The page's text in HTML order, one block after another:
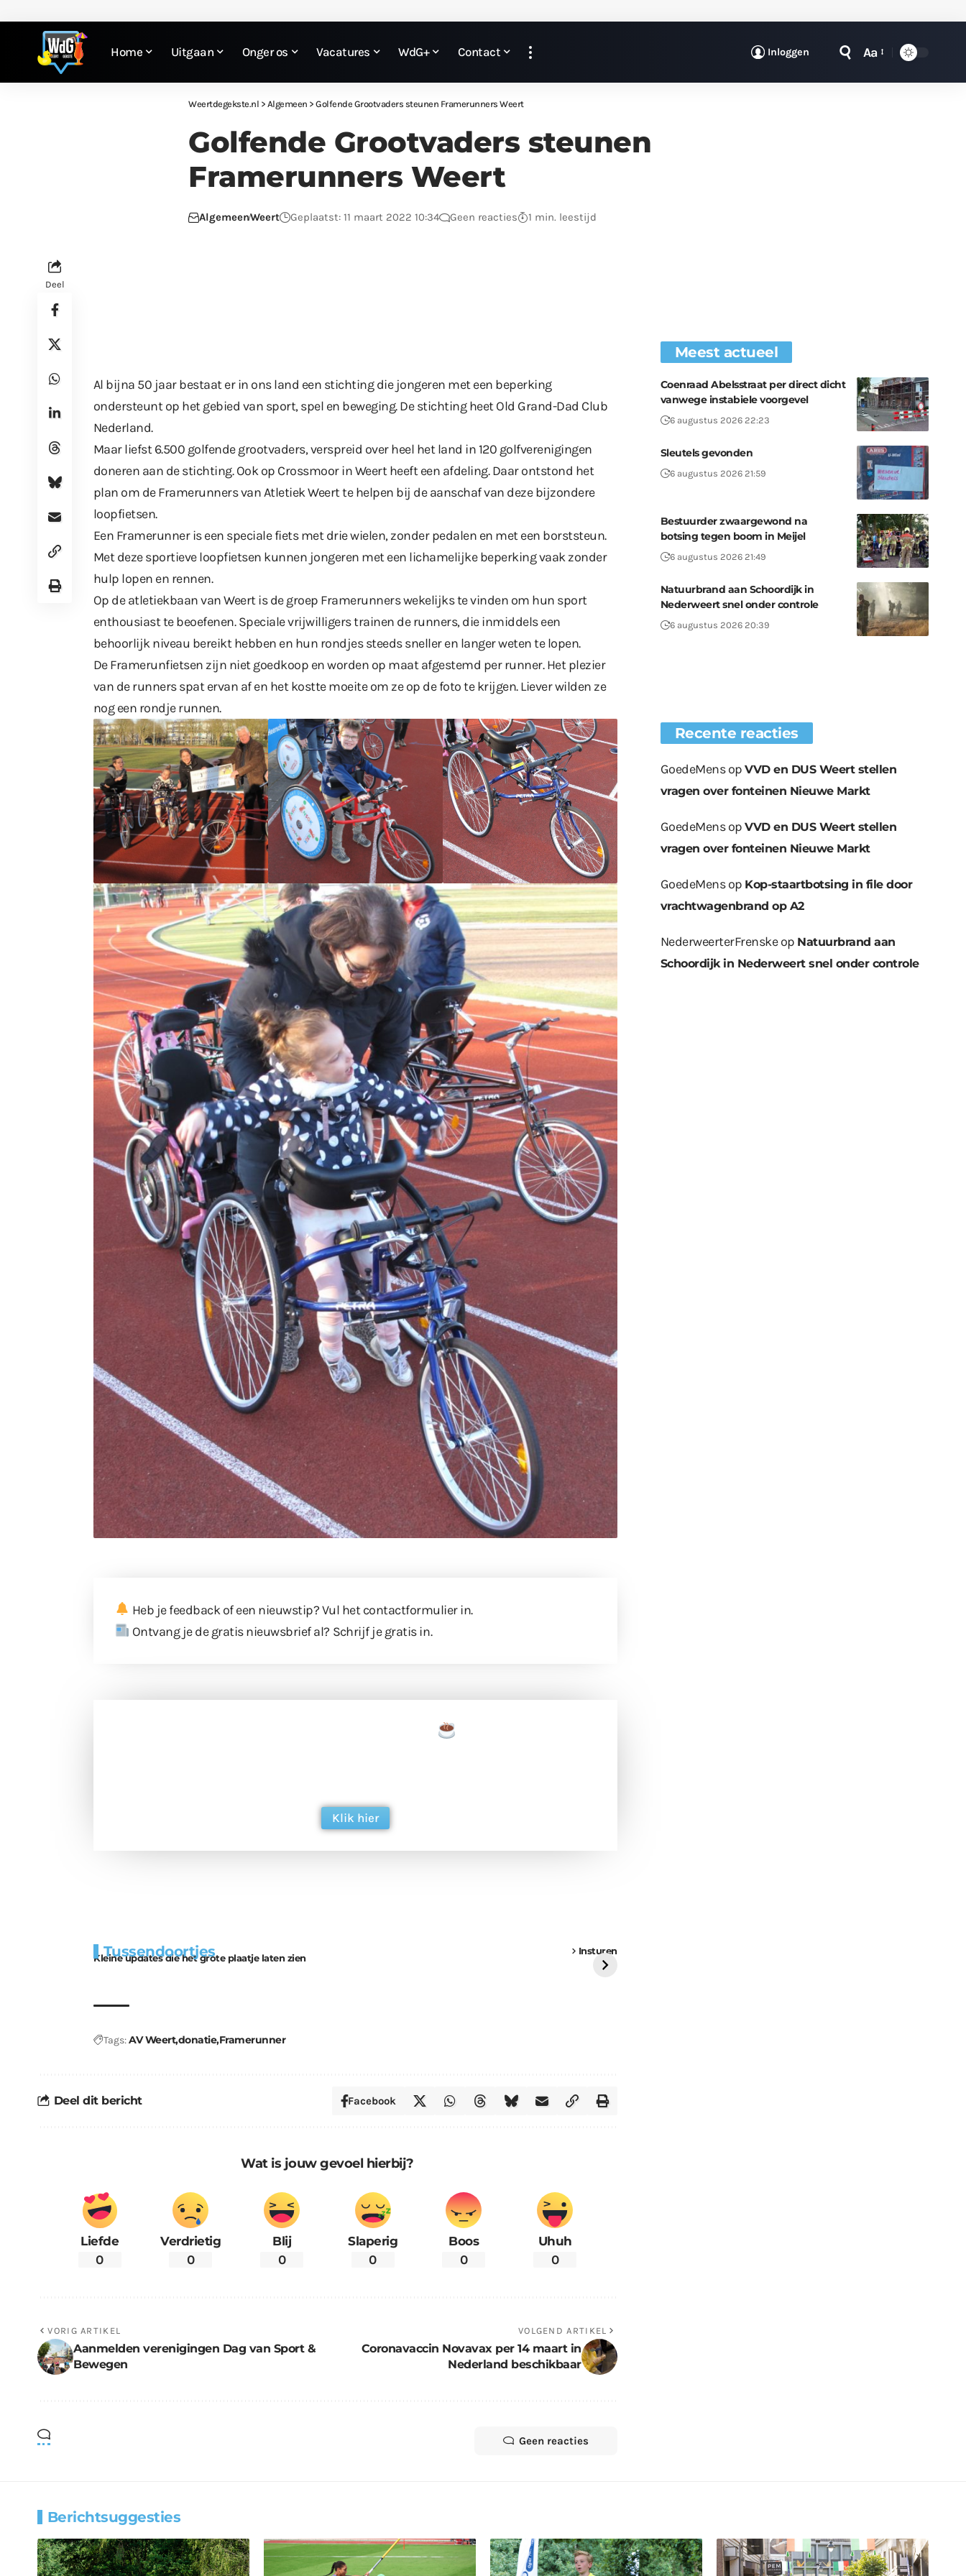
Home Uitgaan Onger os Vacatures WdG+ Contact Inloggen Aa
Weertdegekste.nl > Algemeen > Golfende Grootvaders steunen Framerunners Weert
Golfende Grootvaders steunen
Framerunners Weert
AlgemeenWeert Geplaatst: 11 maart 2022 10:34 Geen reacties 1 min. leestijd
Deel
Al bijna 50 jaar bestaat er in ons land een stichting die jongeren met een beperking
ondersteunt op het gebied van sport, spel en beweging. De stichting heet Old Grand-Dad Club
Nederland.
Maar liefst 6.500 golfende grootvaders, verspreid over heel het land in 120 golfverenigingen
doneren aan de stichting. Ook op Crossmoor in Weert heeft een afdeling. Daar ontstond het
plan om de Framerunners van Atletiek Weert te helpen bij de aanschaf van deze bijzondere
loopfietsen.
Een Framerunner is een speciale fiets met drie wielen, zonder pedalen en met een borststeun.
Met deze sportieve loopfietsen kunnen jongeren met een lichamelijke beperking vaak zonder
hulp lopen en rennen.
Op de atletiekbaan van Weert is de groep Framerunners wekelijks te vinden om hun sport
enthousiast te beoefenen. Speciale vrijwilligers trainen de runners, die inmiddels een
behoorlijk niveau bereikt hebben en hun rondjes steeds sneller en langer weten te lopen.
De Framerunfietsen zijn niet goedkoop en worden op maat afgestemd per runner. Het plezier
van de runners spat ervan af en het kostte moeite om ze op de foto te krijgen. Liever wilden ze
nog een rondje runnen.
Heb je feedback of een nieuwstip? Vul het contactformulierin.
Ontvang je de gratis nieuwsbrief al? Schrijf je gratis in.
Klik hier
Tussendoortjes Insturen
Kleine updates die het grote plaatje laten zien
bouwmateriaal voor
kabouters
Tags:AV WeertdonatieFramerunner
Deel dit bericht Facebook
Wat is jouw gevoel hierbij?
Liefde
0
Verdrietig
0
Blij
0
Slaperig
0
Boos
0
Uhuh
0
VORIG ARTIKEL
Aanmelden verenigingen Dag van Sport &
Bewegen
VOLGEND ARTIKEL
Coronavaccin Novavax per 14 maart in
Nederland beschikbaar
Geen reacties
Meest actueel
Coenraad Abelsstraat per direct dicht
vanwege instabiele voorgevel
6 augustus 2026 22:23
Sleutels gevonden
6 augustus 2026 21:59
Bestuurder zwaargewond na
botsing tegen boom in Meijel
6 augustus 2026 21:49
Natuurbrand aan Schoordijk in
Nederweert snel onder controle
6 augustus 2026 20:39
Recente reacties
GoedeMensopVVD en DUS Weert stellen
vragen over fonteinen Nieuwe Markt
GoedeMensopVVD en DUS Weert stellen
vragen over fonteinen Nieuwe Markt
GoedeMensop Kop-staartbotsing in file door
vrachtwagenbrand op A2
NederweerterFrenskeop Natuurbrand aan
Schoordijk in Nederweert snel onder controle
Berichtsuggesties